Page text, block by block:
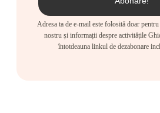
Adresa ta de e-mail este folosită doar
nostru și informații despre activitățile
întotdeauna linkul de dezabonare